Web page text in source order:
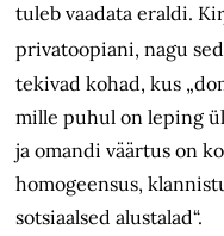
tuleb vaadata eraldi.
privatoopiani, nagu
tekivad kohad, kus
mille puhul on leping
ja omandi väärtus on
homogeensus,
sotsiaalsed alustalad“.